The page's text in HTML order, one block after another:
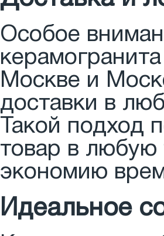
Особое
Москве и
доставки в
Такой подход
товар в любую
экономию
Идеальное